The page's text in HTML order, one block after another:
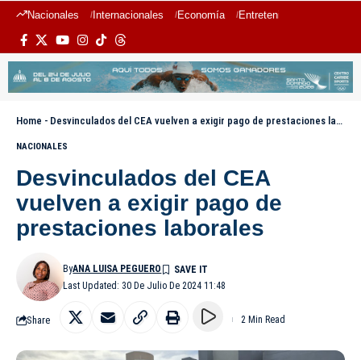
Nacionales Internacionales Economía Entretenimiento
Home - Desvinculados del CEA vuelven a exigir pago de prestaciones laborales
NACIONALES
Desvinculados del CEA
vuelven a exigir pago de
prestaciones laborales
Last Updated: 30 De Julio De 2024 11:48
ByANA LUISA PEGUERO
Share 2 Min Read